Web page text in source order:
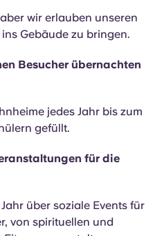
wir erlauben unseren
Gebäude zu bringen.
Besucher übernachten
jedes Jahr bis zum
gefüllt.
für die
über soziale Events für
von spirituellen und